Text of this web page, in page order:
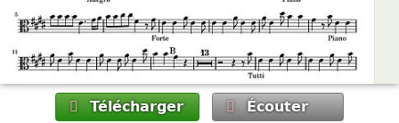
Télécharger Écouter